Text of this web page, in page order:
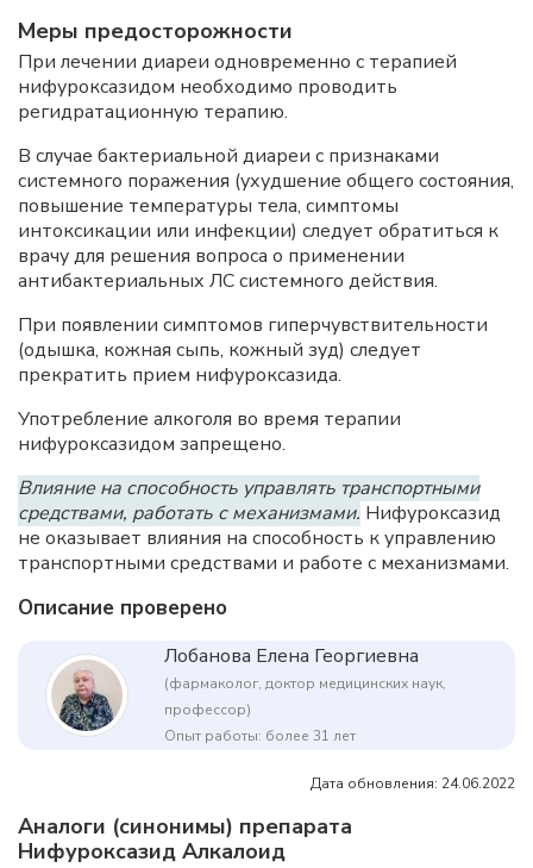
Меры предосторожности
При лечении диареи одновременно с терапией
нифуроксазидом необходимо проводить
регидратационную терапию.
В случае бактериальной диареи с признаками
системного поражения (ухудшение общего состояния,
повышение температуры тела, симптомы
интоксикации или инфекции) следует обратиться к
врачу для решения вопроса о применении
антибактериальных ЛС системного действия.
При появлении симптомов гиперчувствительности
(одышка, кожная сыпь, кожный зуд) следует
прекратить прием нифуроксазида.
Употребление алкоголя во время терапии
нифуроксазидом запрещено.
Влияние на способность управлять транспортными
средствами, работать с механизмами. Нифуроксазид
не оказывает влияния на способность к управлению
транспортными средствами и работе с механизмами.
Описание проверено
Лобанова Елена Георгиевна
(фармаколог, доктор медицинских наук,
профессор)
Опыт работы: более 31 лет
Дата обновления: 24.06.2022
Аналоги (синонимы) препарата
Нифуроксазид Алкалоид